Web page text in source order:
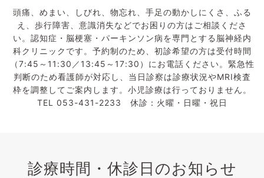
頭痛、めまい、しびれ、物忘れ、手足の動かしにくさ、ふる
え、歩行障害、意識消失などでお困りの方はご相談くださ
い。認知症・脳梗塞・パーキンソン病を専門とする脳神経内
科クリニックです。予約制のため、初診希望の方は受付時間
（7:45～11:30／13:45～17:30）にお電話ください。緊急性
判断のため看護師が対応し、当日診察は診療状況やMRI検査
枠を調整してご案内します。小児診療は行っておりません。
TEL 053-431-2233 休診：火曜・日曜・祝日
診療時間・休診日のお知らせ